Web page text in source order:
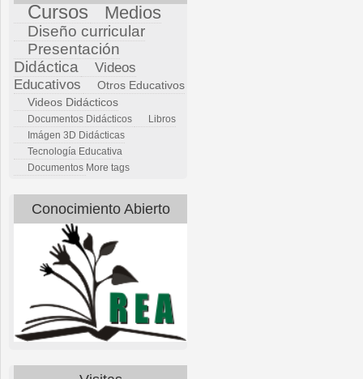
Cursos Medios
Diseño curricular
Presentación
Didáctica
Videos
Educativos
Otros Educativos
Videos Didácticos
Documentos Didácticos
Libros
Imágen 3D Didácticas
Tecnología Educativa
Documentos More tags
Conocimiento Abierto